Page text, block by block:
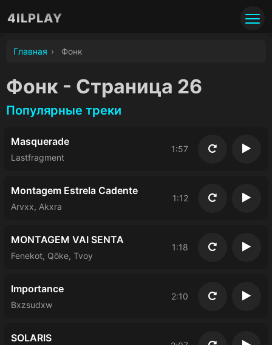
4ILPLAY
Главная › Фoнк
Фoнк - Страница 26
Популярные треки
Masquerade
Lastfragment
1:57 Повторить
Montagem Estrela Cadente
Arvxx, Akxra
1:12 Повторить
MONTAGEM VAI SENTA
Fenekot, Qõke, Tvoy
1:18 Повторить
Importance
Bxzsudxw
2:10 Повторить
SOLARIS